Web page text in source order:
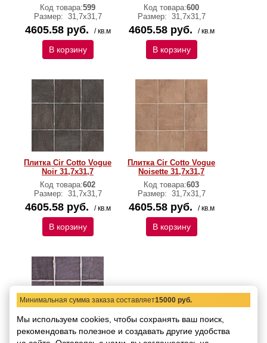
Код товара:599
Размер: 31,7х31,7
4605.58 руб. / кв.м
В корзину
Код товара:600
Размер: 31,7х31,7
4605.58 руб. / кв.м
В корзину
Плитка Cir Cotto Vogue
Noir 31,7х31,7
Код товара:602
Размер: 31,7х31,7
4605.58 руб. / кв.м
В корзину
Плитка Cir Cotto Vogue
Noisette 31,7х31,7
Код товара:603
Размер: 31,7х31,7
4605.58 руб. / кв.м
В корзину
Плитка Cir Cotto Vogue
Минимальная сумма заказа составляет15000 руб.
Мы используем cookies, чтобы сохранять ваш поиск,
рекомендовать полезное и создавать другие удобства